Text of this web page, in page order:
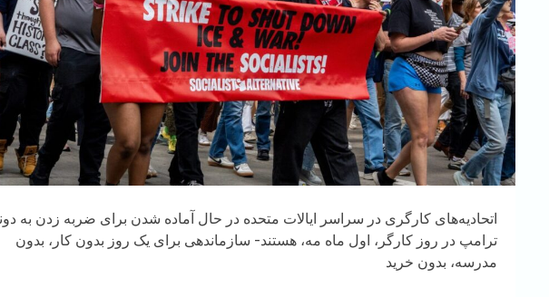
اتحادیه‌های کارگری در سراسر ایالات متحده در حال آماده شدن برای ضربه زدن به
ترامپ در روز کارگر، اول ماه مه، هستند- سازماندهی برای یک روز بدون کار، بدون
مدرسه، بدون خرید